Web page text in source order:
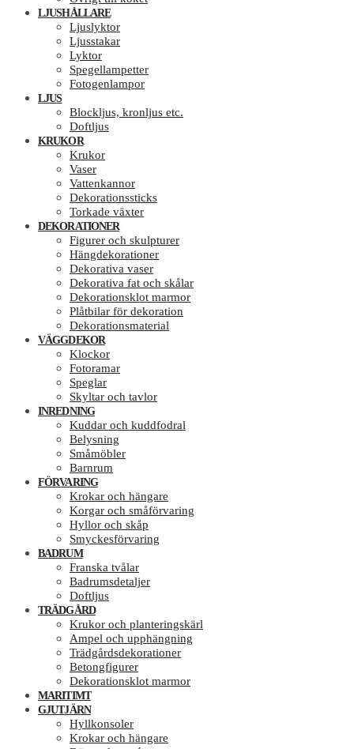
LJUSHÅLLARE
Ljuslyktor
Ljusstakar
Lyktor
Spegellampetter
Fotogenlampor
LJUS
Blockljus, kronljus etc.
Doftljus
KRUKOR
Krukor
Vaser
Vattenkannor
Dekorationssticks
Torkade växter
DEKORATIONER
Figurer och skulpturer
Hängdekorationer
Dekorativa vaser
Dekorativa fat och skålar
Dekorationsklot marmor
Plåtbilar för dekoration
Dekorationsmaterial
VÄGGDEKOR
Klockor
Fotoramar
Speglar
Skyltar och tavlor
INREDNING
Kuddar och kuddfodral
Belysning
Småmöbler
Barnrum
FÖRVARING
Krokar och hängare
Korgar och småförvaring
Hyllor och skåp
Smyckesförvaring
BADRUM
Franska tvålar
Badrumsdetaljer
Doftljus
TRÄDGÅRD
Krukor och planteringskärl
Ampel och upphängning
Trädgårdsdekorationer
Betongfigurer
Dekorationsklot marmor
MARITIMT
GJUTJÄRN
Hyllkonsoler
Krokar och hängare